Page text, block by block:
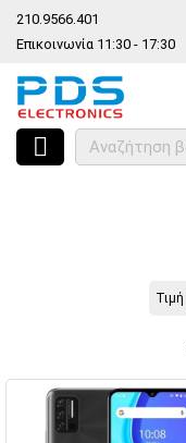
210.9566.401
Επικοινωνία 11:30 - 17:30
HOME